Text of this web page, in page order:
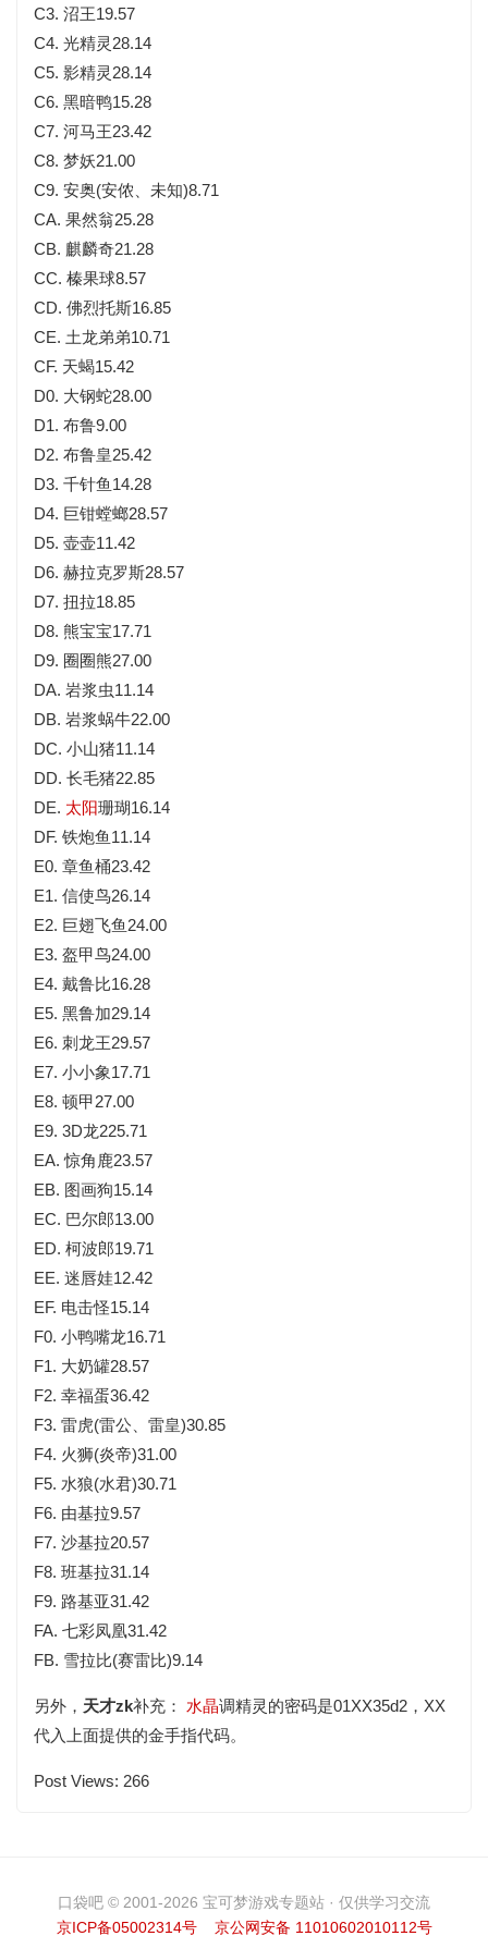
C3. 沼王19.57
C4. 光精灵28.14
C5. 影精灵28.14
C6. 黑暗鸭15.28
C7. 河马王23.42
C8. 梦妖21.00
C9. 安奥(安侬、未知)8.71
CA. 果然翁25.28
CB. 麒麟奇21.28
CC. 榛果球8.57
CD. 佛烈托斯16.85
CE. 土龙弟弟10.71
CF. 天蝎15.42
D0. 大钢蛇28.00
D1. 布鲁9.00
D2. 布鲁皇25.42
D3. 千针鱼14.28
D4. 巨钳螳螂28.57
D5. 壶壶11.42
D6. 赫拉克罗斯28.57
D7. 扭拉18.85
D8. 熊宝宝17.71
D9. 圈圈熊27.00
DA. 岩浆虫11.14
DB. 岩浆蜗牛22.00
DC. 小山猪11.14
DD. 长毛猪22.85
DE. 太阳珊瑚16.14
DF. 铁炮鱼11.14
E0. 章鱼桶23.42
E1. 信使鸟26.14
E2. 巨翅飞鱼24.00
E3. 盔甲鸟24.00
E4. 戴鲁比16.28
E5. 黑鲁加29.14
E6. 刺龙王29.57
E7. 小小象17.71
E8. 顿甲27.00
E9. 3D龙225.71
EA. 惊角鹿23.57
EB. 图画狗15.14
EC. 巴尔郎13.00
ED. 柯波郎19.71
EE. 迷唇娃12.42
EF. 电击怪15.14
F0. 小鸭嘴龙16.71
F1. 大奶罐28.57
F2. 幸福蛋36.42
F3. 雷虎(雷公、雷皇)30.85
F4. 火狮(炎帝)31.00
F5. 水狼(水君)30.71
F6. 由基拉9.57
F7. 沙基拉20.57
F8. 班基拉31.14
F9. 路基亚31.42
FA. 七彩凤凰31.42
FB. 雪拉比(赛雷比)9.14
另外， 天才zk补充： 水晶调精灵的密码是01XX35d2，XX
代入上面提供的金手指代码。
Post Views: 266
口袋吧 © 2001-2026 宝可梦游戏专题站 · 仅供学习交流
京ICP备05002314号
京公网安备 11010602010112号